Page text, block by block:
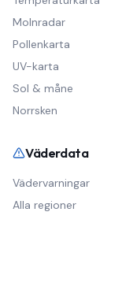
Molnradar
Pollenkarta
UV-karta
Sol & måne
Norrsken
Väderdata
Vädervarningar
Alla regioner